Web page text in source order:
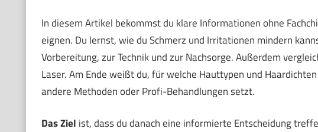
In diesem Artikel bekommst du klare Informationen ohne
eignen. Du lernst, wie du Schmerz und Irritationen mindern
Vorbereitung, zur Technik und zur Nachsorge. Außerdem
Laser. Am Ende weißt du, für welche Hauttypen und
andere Methoden oder Profi-Behandlungen setzt.
Das Ziel ist, dass du danach eine informierte Entscheidung